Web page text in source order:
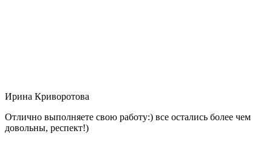
Ирина Криворотова
Отлично выполняете свою работу:) все остались более чем
довольны, респект!)